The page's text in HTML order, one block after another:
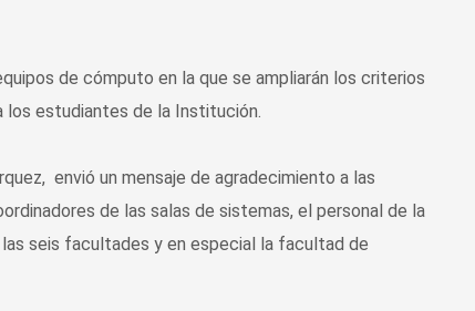
de cómputo en la que se ampliarán los criterios
los estudiantes de la Institución.
envió un mensaje de agradecimiento a las
de las salas de sistemas, el personal de la
seis facultades y en especial la facultad de